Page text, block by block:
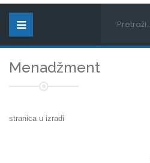
Menadžment
stranica u izradi